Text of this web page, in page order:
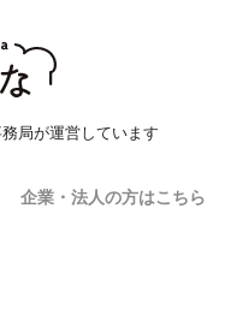
局が運営しています
企業・法人の方はこちら